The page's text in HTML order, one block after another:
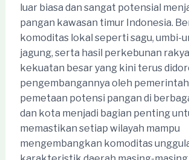
luar biasa dan sangat potensial
pangan kawasan timur Indonesia.
komoditas lokal seperti sagu, umbi-
jagung, serta hasil perkebunan
kekuatan besar yang kini terus
pengembangannya oleh
pemetaan potensi pangan di
dan kota menjadi bagian penting
memastikan setiap wilayah mampu
mengembangkan komoditas